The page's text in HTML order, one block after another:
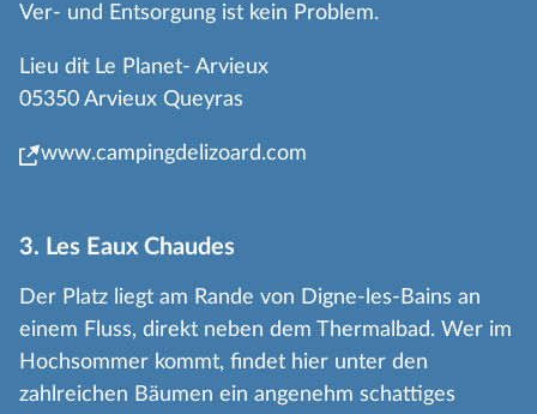
Ver- und Entsorgung ist kein Problem.
Lieu dit Le Planet- Arvieux
05350 Arvieux Queyras
www.campingdelizoard.com
3. Les Eaux Chaudes
Der Platz liegt am Rande von Digne-les-Bains an
einem Fluss, direkt neben dem Thermalbad. Wer im
Hochsommer kommt, findet hier unter den
zahlreichen Bäumen ein angenehm schattiges